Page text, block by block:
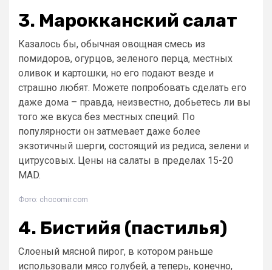
3. Марокканский салат
Казалось бы, обычная овощная смесь из
помидоров, огурцов, зеленого перца, местных
оливок и картошки, но его подают везде и
страшно любят. Можете попробовать сделать его
даже дома – правда, неизвестно, добьетесь ли вы
того же вкуса без местных специй. По
популярности он затмевает даже более
экзотичный шерги, состоящий из редиса, зелени и
цитрусовых. Цены на салаты в пределах 15-20
MAD.
Фото: chocomir.com
4. Бистийя (пастилья)
Слоеный мясной пирог, в котором раньше
использовали мясо голубей, а теперь, конечно,